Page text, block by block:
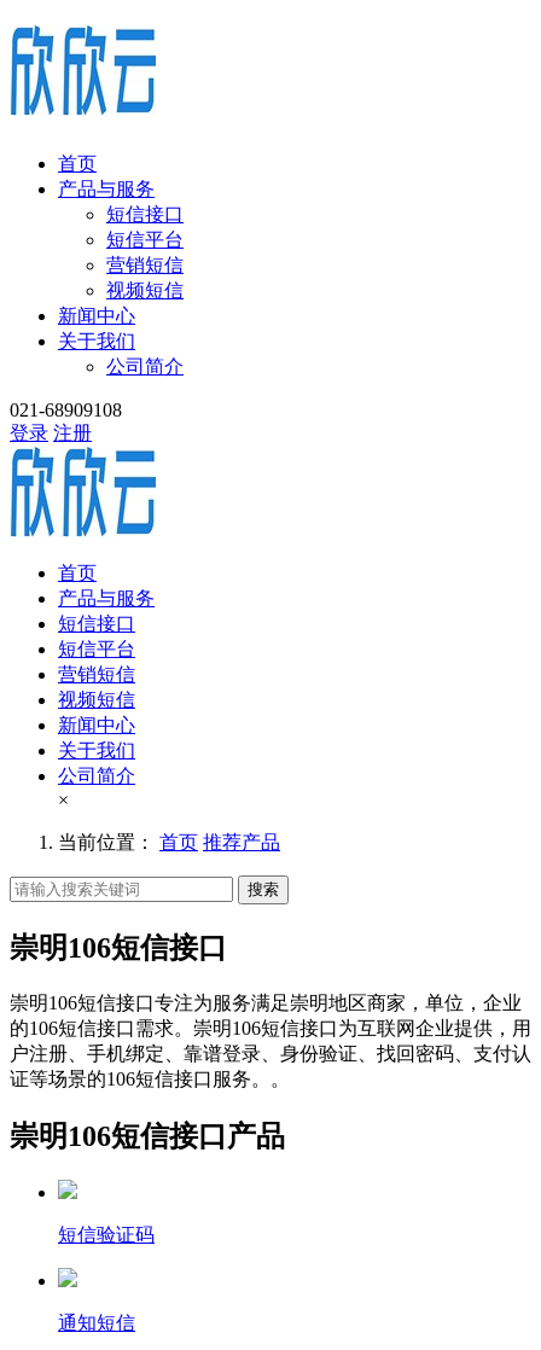
首页
产品与服务
短信接口
短信平台
营销短信
视频短信
新闻中心
关于我们
公司简介
021-68909108
登录 注册
首页
产品与服务
短信接口
短信平台
营销短信
视频短信
新闻中心
关于我们
公司简介
×
当前位置： 首页 推荐产品
搜索
崇明106短信接口
崇明106短信接口专注为服务满足崇明地区商家，单位，企业
的106短信接口需求。崇明106短信接口为互联网企业提供，用
户注册、手机绑定、靠谱登录、身份验证、找回密码、支付认
证等场景的106短信接口服务。。
崇明106短信接口产品
短信验证码
通知短信